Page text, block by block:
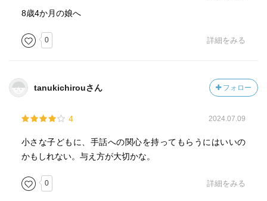
8歳4か月の娘へ
0 詳細をみる
tanukichirouさん フォロー
4 2024.07.09
小さな子どもに、手話への関心を持ってもらうにはいいの
かもしれない。与え方が大切かな。
0 詳細をみる